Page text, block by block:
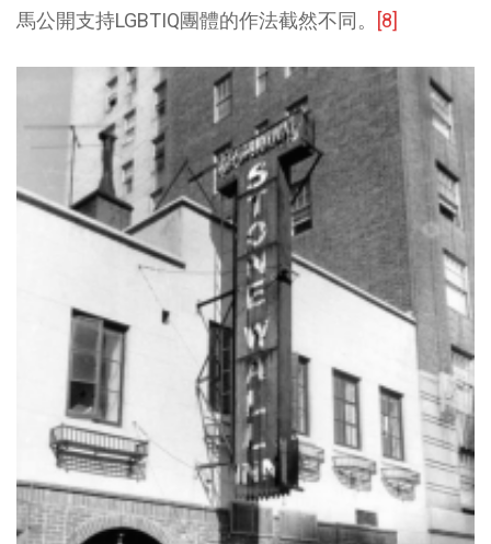
馬公開支持LGBTIQ團體的作法截然不同。
[8]